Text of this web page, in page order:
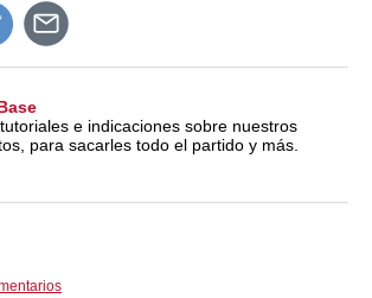
e indicaciones sobre nuestros
para sacarles todo el partido y más.